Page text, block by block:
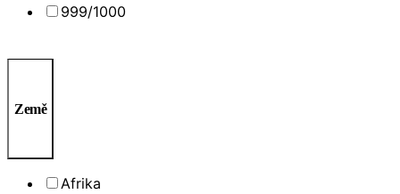
999/1000
Země
Afrika